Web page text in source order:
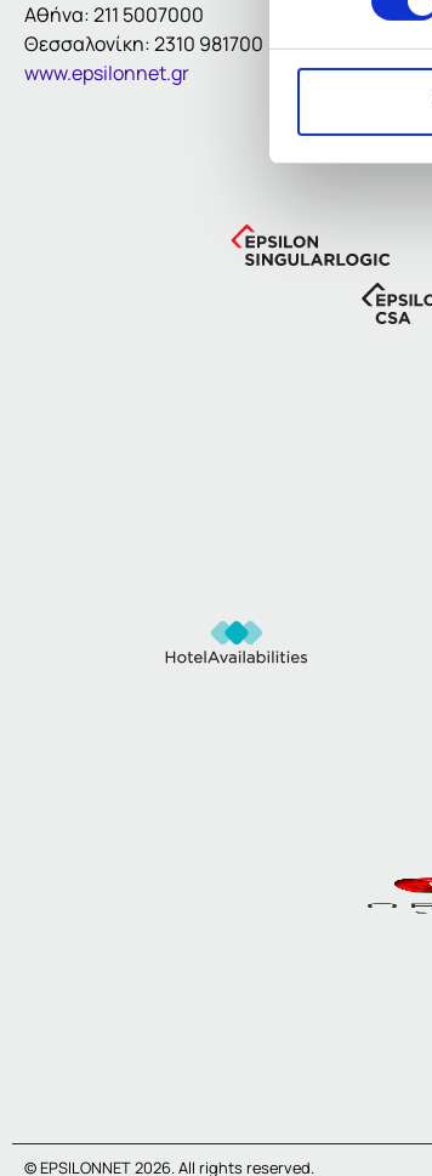
Aθήνα:211 5007000
Θεσσαλονίκη:2310 981700
www.epsilonnet.gr
© EPSILONNET 2026. All rights reserved.